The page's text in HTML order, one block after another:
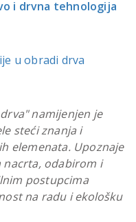
i drvna tehnologija
u obradi drva
namijenjen je
steći znanja i
elemenata. Upoznaje
nacrta, odabirom i
postupcima
na radu i ekološku